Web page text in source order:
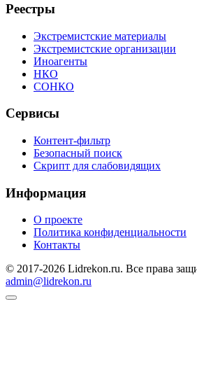
Реестры
Экстремистские материалы
Экстремистские организации
Иноагенты
НКО
СОНКО
Сервисы
Контент-фильтр
Безопасный поиск
Скрипт для слабовидящих
Информация
О проекте
Политика конфиденциальности
Контакты
© 2017-2026 Lidrekon.ru. Все права
admin@lidrekon.ru